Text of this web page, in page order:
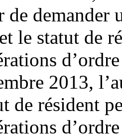
de demander
le statut de
2013,
de résident